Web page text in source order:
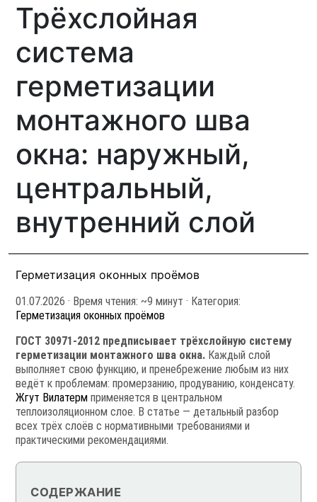
Трёхслойная
система
герметизации
монтажного шва
окна: наружный,
центральный,
внутренний слой
Герметизация оконных проёмов
01.07.2026 · Время чтения: ~9 минут · Категория:
Герметизация оконных проёмов
ГОСТ 30971-2012 предписывает трёхслойную систему
герметизации монтажного шва окна. Каждый слой
выполняет свою функцию, и пренебрежение любым из них
ведёт к проблемам: промерзанию, продуванию, конденсату.
Жгут Вилатерм применяется в центральном
теплоизоляционном слое. В статье — детальный разбор
всех трёх слоёв с нормативными требованиями и
практическими рекомендациями.
СОДЕРЖАНИЕ